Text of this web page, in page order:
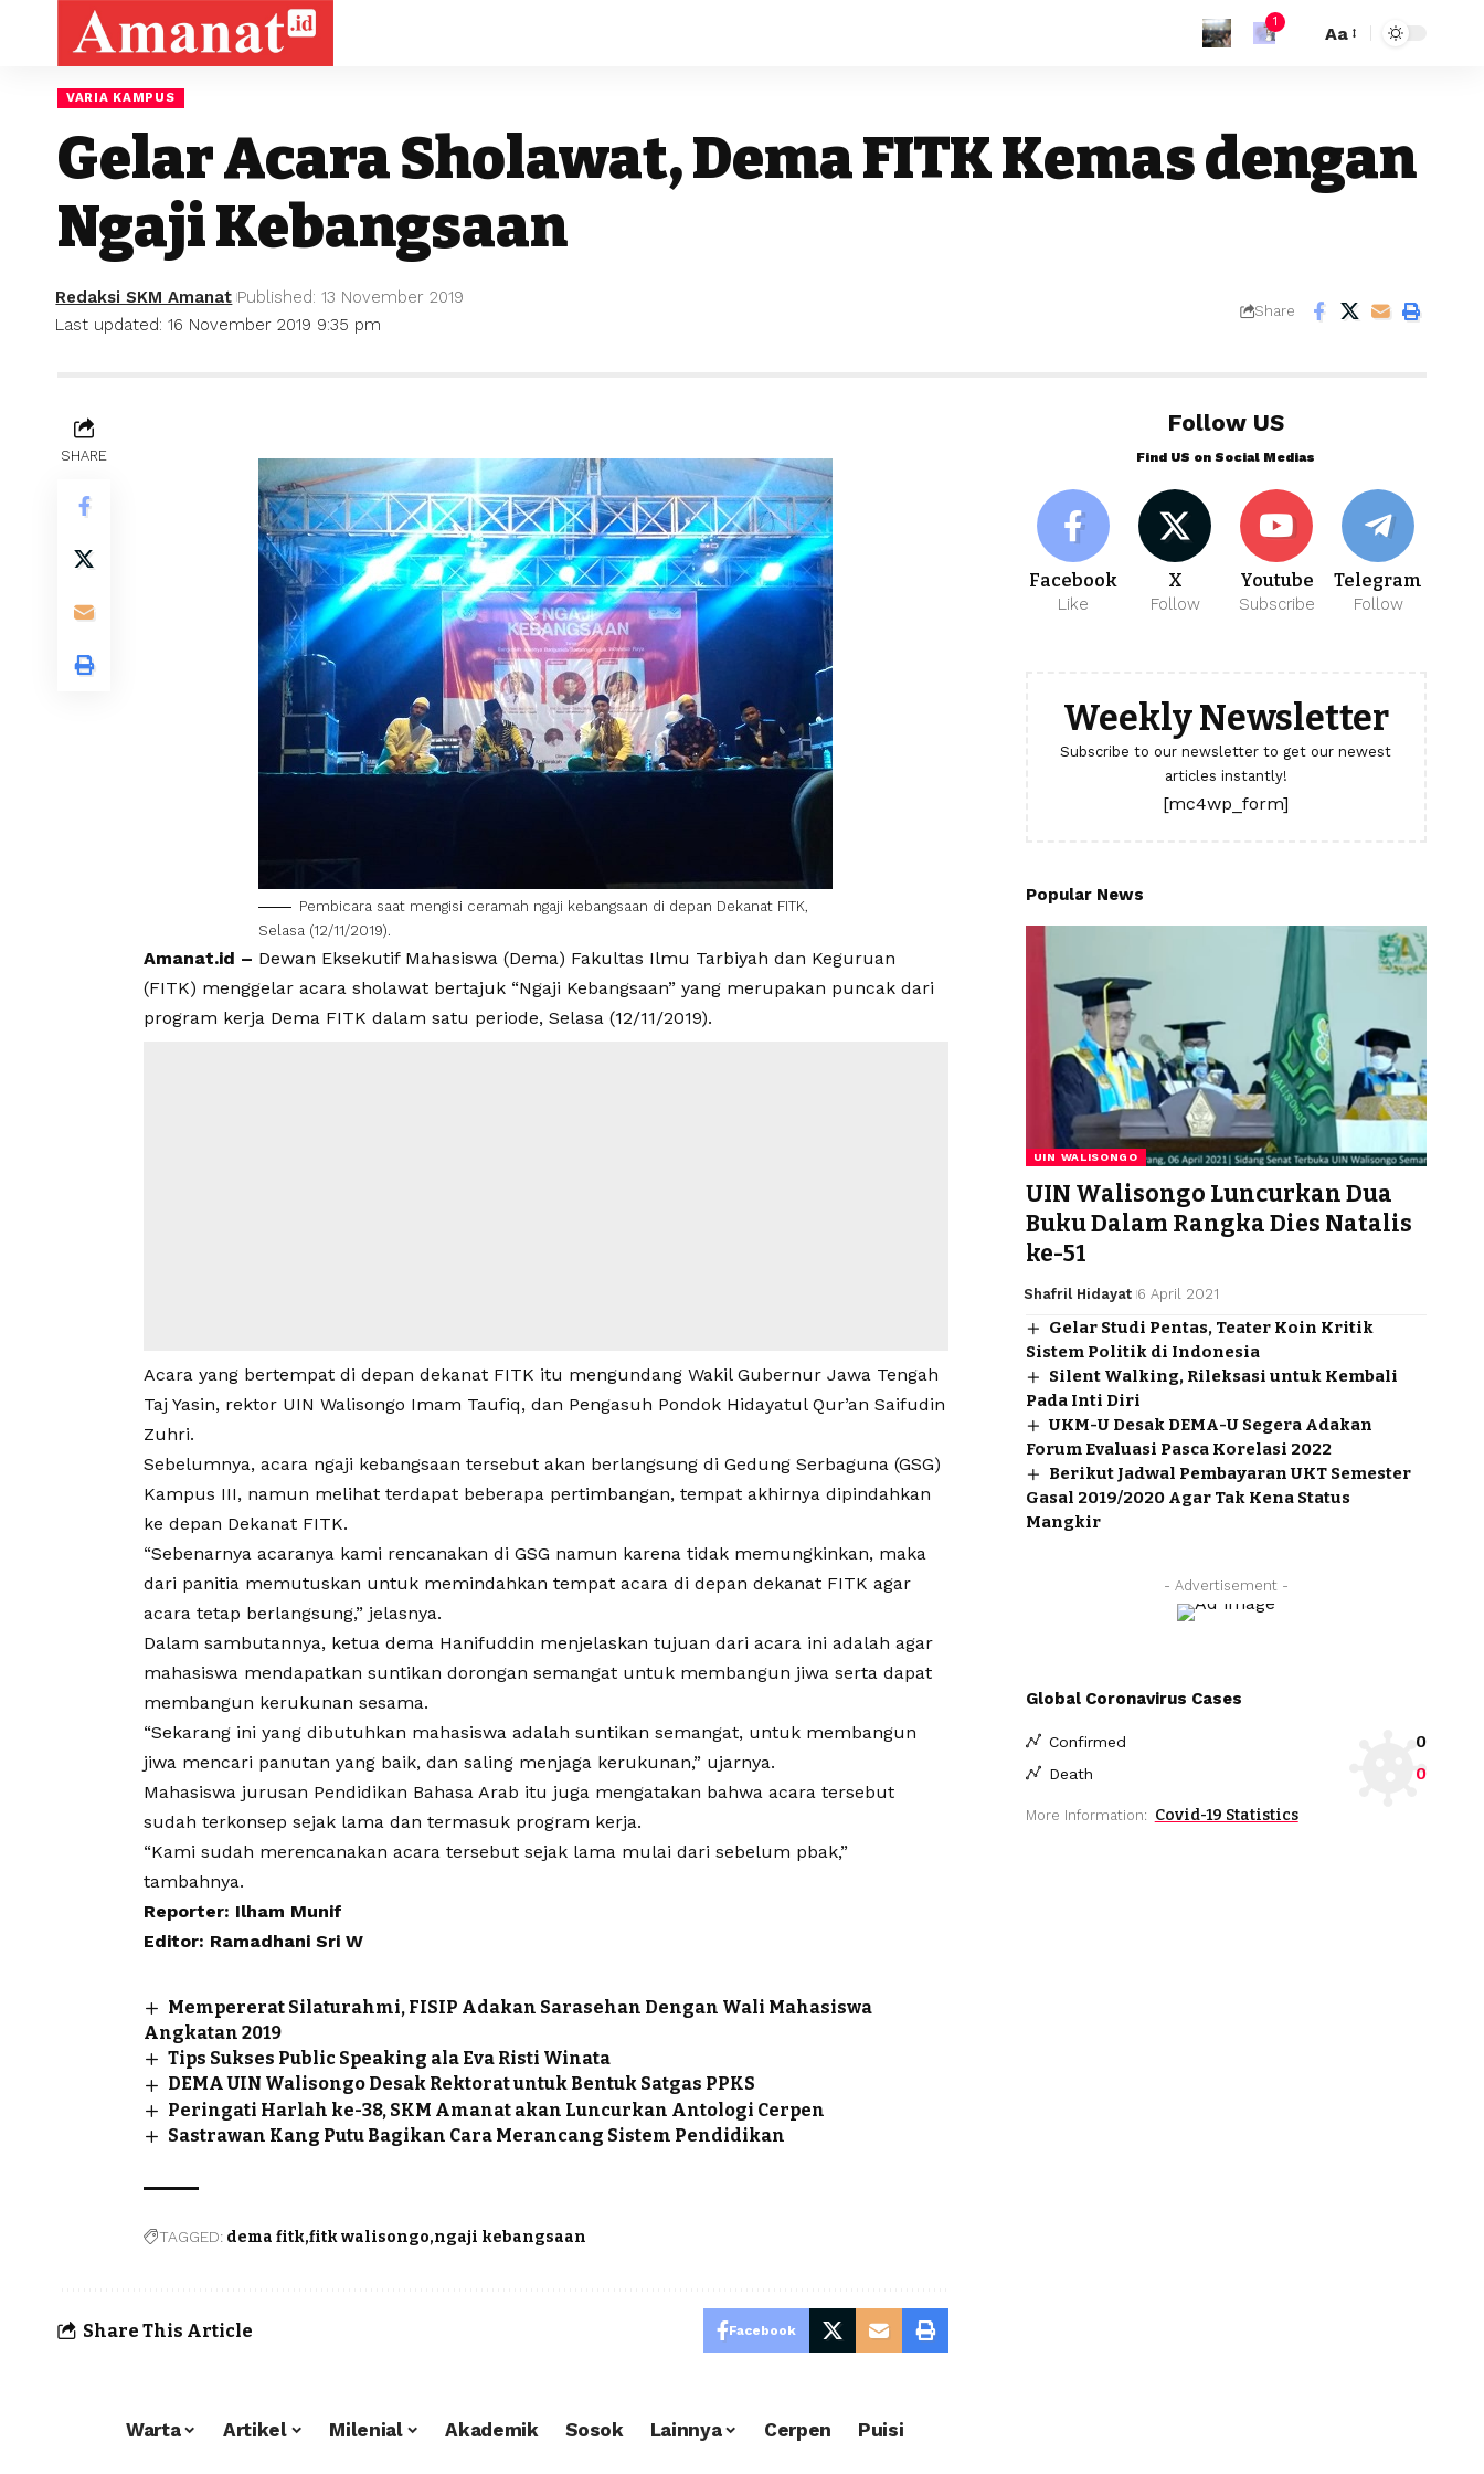
1
Aa
VARIA KAMPUS
Gelar Acara Sholawat, Dema FITK Kemas dengan
Ngaji Kebangsaan
Last updated: 16 November 2019 9:35 pm
Redaksi SKM Amanat Published: 13 November 2019
Share
SHARE
Pembicara saat mengisi ceramah ngaji kebangsaan di depan Dekanat FITK,
Selasa (12/11/2019).
Amanat.id – Dewan Eksekutif Mahasiswa (Dema) Fakultas Ilmu Tarbiyah dan Keguruan
(FITK) menggelar acara sholawat bertajuk “Ngaji Kebangsaan” yang merupakan puncak dari
program kerja Dema FITK dalam satu periode, Selasa (12/11/2019).
Acara yang bertempat di depan dekanat FITK itu mengundang Wakil Gubernur Jawa Tengah
Taj Yasin, rektor UIN Walisongo Imam Taufiq, dan Pengasuh Pondok Hidayatul Qur’an Saifudin
Zuhri.
Sebelumnya, acara ngaji kebangsaan tersebut akan berlangsung di Gedung Serbaguna (GSG)
Kampus III, namun melihat terdapat beberapa pertimbangan, tempat akhirnya dipindahkan
ke depan Dekanat FITK.
“Sebenarnya acaranya kami rencanakan di GSG namun karena tidak memungkinkan, maka
dari panitia memutuskan untuk memindahkan tempat acara di depan dekanat FITK agar
acara tetap berlangsung,” jelasnya.
Dalam sambutannya, ketua dema Hanifuddin menjelaskan tujuan dari acara ini adalah agar
mahasiswa mendapatkan suntikan dorongan semangat untuk membangun jiwa serta dapat
membangun kerukunan sesama.
“Sekarang ini yang dibutuhkan mahasiswa adalah suntikan semangat, untuk membangun
jiwa mencari panutan yang baik, dan saling menjaga kerukunan,” ujarnya.
Mahasiswa jurusan Pendidikan Bahasa Arab itu juga mengatakan bahwa acara tersebut
sudah terkonsep sejak lama dan termasuk program kerja.
“Kami sudah merencanakan acara tersebut sejak lama mulai dari sebelum pbak,”
tambahnya.
Reporter: Ilham Munif
Editor: Ramadhani Sri W
Mempererat Silaturahmi, FISIP Adakan Sarasehan Dengan Wali Mahasiswa
Angkatan 2019
Tips Sukses Public Speaking ala Eva Risti Winata
DEMA UIN Walisongo Desak Rektorat untuk Bentuk Satgas PPKS
Peringati Harlah ke-38, SKM Amanat akan Luncurkan Antologi Cerpen
Sastrawan Kang Putu Bagikan Cara Merancang Sistem Pendidikan
TAGGED: dema fitk fitk walisongo ngaji kebangsaan
Share This Article Facebook
Follow US
Find US on Social Medias
Facebook
Like
X
Follow
Youtube
Subscribe
Telegram
Follow
Weekly Newsletter
Subscribe to our newsletter to get our newest
articles instantly!
[mc4wp_form]
Popular News
UIN WALISONGO
UIN Walisongo Luncurkan Dua
Buku Dalam Rangka Dies Natalis
ke-51
Shafril Hidayat 6 April 2021
Gelar Studi Pentas, Teater Koin Kritik
Sistem Politik di Indonesia
Silent Walking, Rileksasi untuk Kembali
Pada Inti Diri
UKM-U Desak DEMA-U Segera Adakan
Forum Evaluasi Pasca Korelasi 2022
Berikut Jadwal Pembayaran UKT Semester
Gasal 2019/2020 Agar Tak Kena Status
Mangkir
- Advertisement -
Global Coronavirus Cases
Confirmed 0
Death 0
More Information: Covid-19 Statistics
Warta Artikel Milenial Akademik Sosok Lainnya Cerpen Puisi